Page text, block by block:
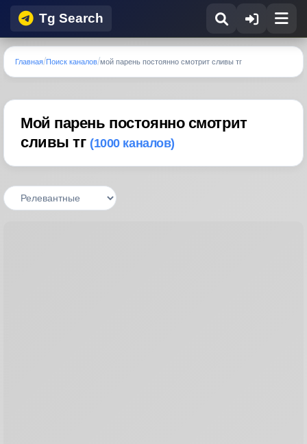
Tg Search
Главная Поиск каналов мой парень постоянно смотрит сливы тг
Мой парень постоянно смотрит
сливы тг (1000 каналов)